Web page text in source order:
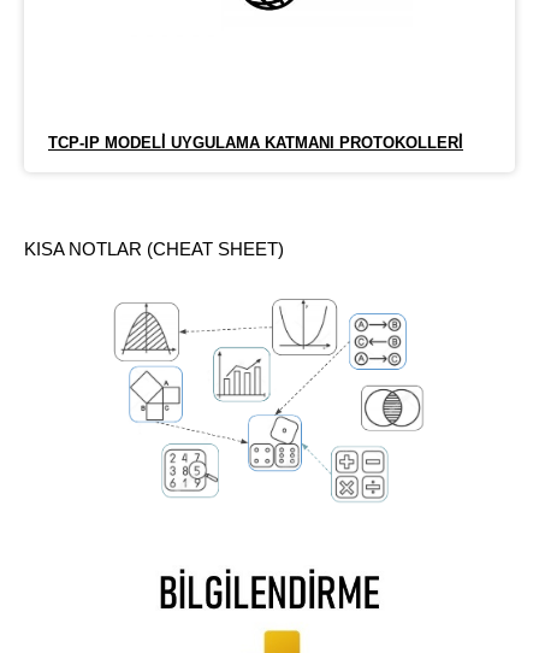
TCP-IP MODELİ UYGULAMA KATMANI PROTOKOLLERİ
KISA NOTLAR (CHEAT SHEET)